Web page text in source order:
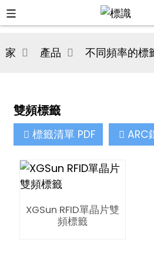
家 產品 不同頻率的標
雙頻標籤
標籤清單 PDF ARC
XGSun RFID單晶片雙
頻標籤